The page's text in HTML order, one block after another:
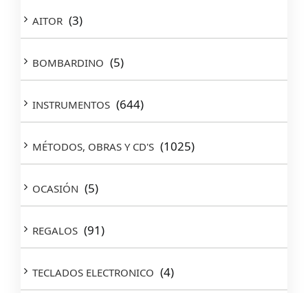
AITOR (3)
BOMBARDINO (5)
INSTRUMENTOS (644)
MÉTODOS, OBRAS Y CD'S (1025)
OCASIÓN (5)
REGALOS (91)
TECLADOS ELECTRONICO (4)